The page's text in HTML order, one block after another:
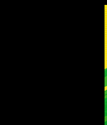
世界杯365
WTS-WAF
出现该页面
1.你的请求是黑客攻
2.你的请求合法但